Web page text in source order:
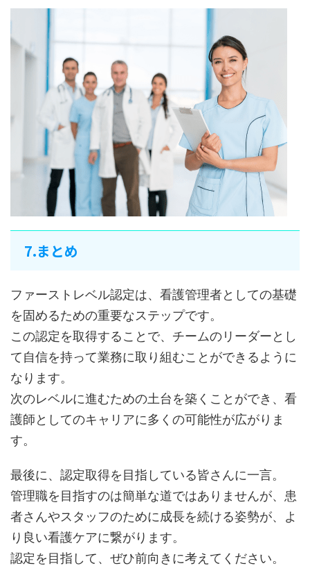
7.まとめ
ファーストレベル認定は、看護管理者としての基礎
を固めるための重要なステップです。
この認定を取得することで、チームのリーダーとし
て自信を持って業務に取り組むことができるように
なります。
次のレベルに進むための土台を築くことができ、看
護師としてのキャリアに多くの可能性が広がりま
す。
最後に、認定取得を目指している皆さんに一言。
管理職を目指すのは簡単な道ではありませんが、患
者さんやスタッフのために成長を続ける姿勢が、よ
り良い看護ケアに繋がります。
認定を目指して、ぜひ前向きに考えてください。